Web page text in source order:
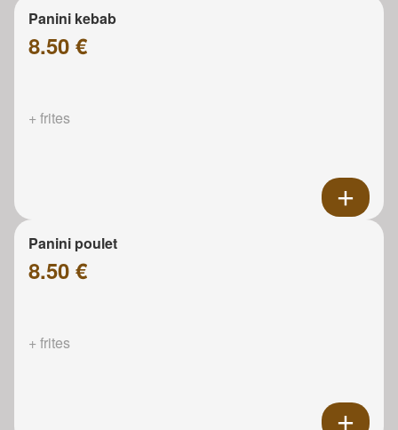
Panini kebab
8.50 €
+ frites
Panini poulet
8.50 €
+ frites